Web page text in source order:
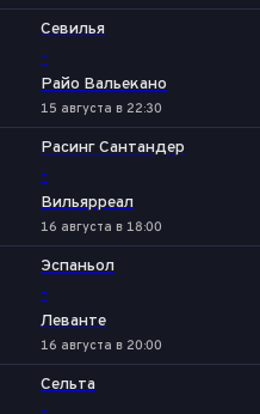
Севилья
-
Райо Вальекано
15 августа в 22:30
Расинг Сантандер
-
Вильярреал
16 августа в 18:00
Эспаньол
-
Леванте
16 августа в 20:00
Сельта